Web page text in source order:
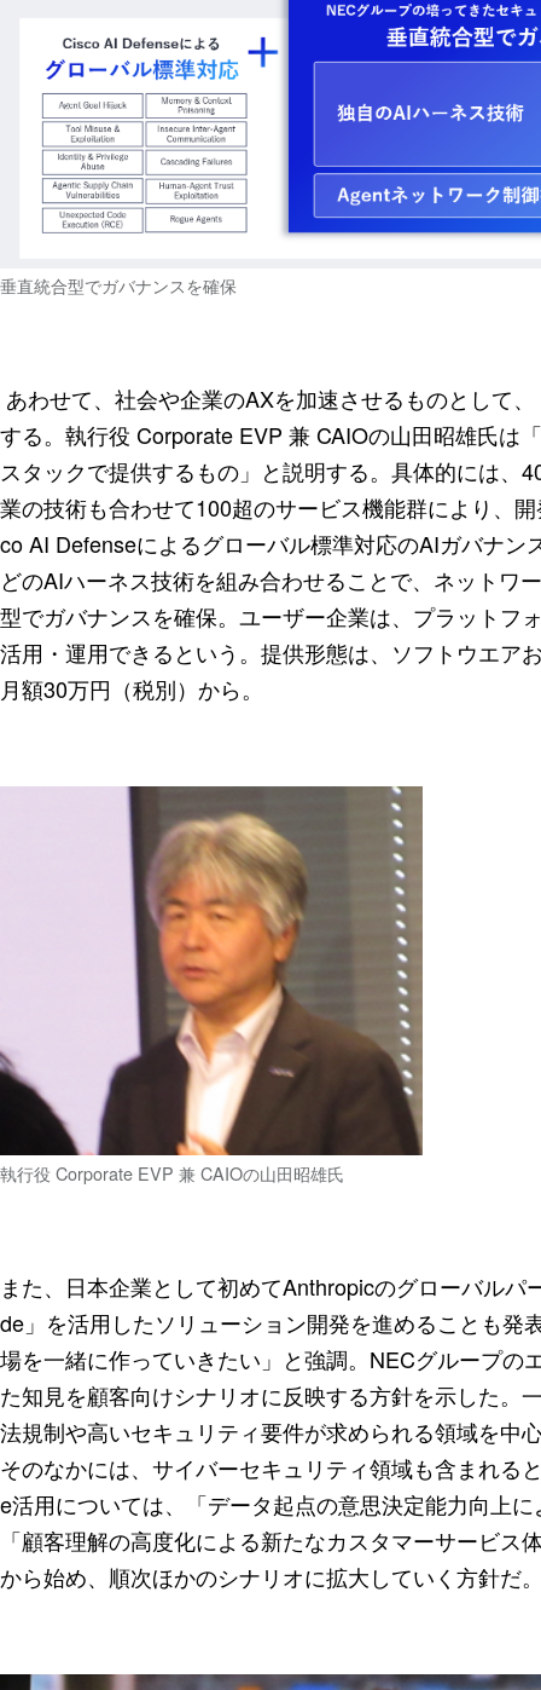
垂直統合型でガバナンスを確保
あわせて、社会や企業のAXを加速させるものとして
する。執行役 Corporate EVP 兼 CAIOの山田昭雄氏は
スタックで提供するもの」と説明する。具体的には、
業の技術も合わせて100超のサービス機能群により、
co AI Defenseによるグローバル標準対応のAIガバナ
どのAIハーネス技術を組み合わせることで、ネットワ
型でガバナンスを確保。ユーザー企業は、プラットフ
活用・運用できるという。提供形態は、ソフトウエア
月額30万円（税別）から。
執行役 Corporate EVP 兼 CAIOの山田昭雄氏
また、日本企業として初めてAnthropicのグローバル
de」を活用したソリューション開発を進めることも発
場を一緒に作っていきたい」と強調。NECグループの
た知見を顧客向けシナリオに反映する方針を示した。
法規制や高いセキュリティ要件が求められる領域を中
そのなかには、サイバーセキュリティ領域も含まれる
e活用については、「データ起点の意思決定能力向上
「顧客理解の高度化による新たなカスタマーサービ
から始め、順次ほかのシナリオに拡大していく方針だ